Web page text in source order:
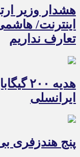
هشدار وزیر
اینترنت/
تعارف نداریم
هدیه
ایرانسلی
پنج هندزفری